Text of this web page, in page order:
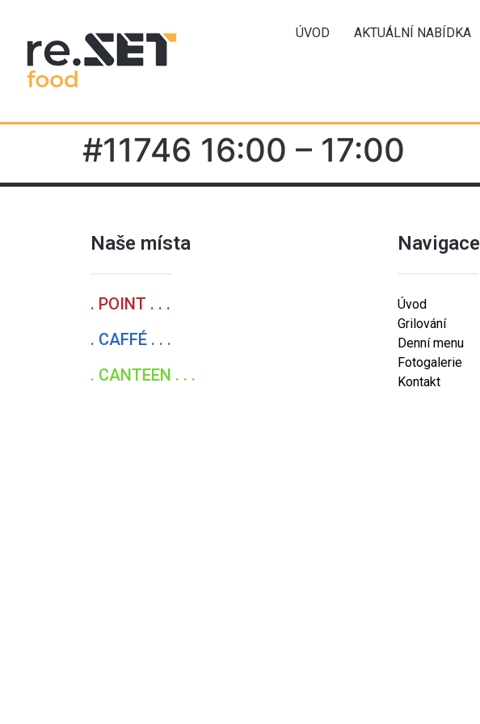
ÚVOD AKTUÁLNÍ NABÍDKA
#11746 16:00 – 17:00
Naše místa
. POINT . . .
. CAFFÉ . . .
. CANTEEN . . .
Navigace
Úvod
Grilování
Denní menu
Fotogalerie
Kontakt